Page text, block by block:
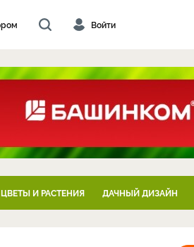
Войти
ЦВЕТЫ И РАСТЕНИЯ ДАЧНЫЙ ДИЗАЙН